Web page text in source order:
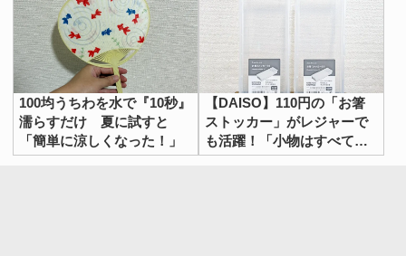
100均うちわを水で『10秒』
濡らすだけ 夏に試すと
「簡単に涼しくなった！」
【DAISO】110円の「お箸
ストッカー」がレジャーで
も活躍！「小物はすべてこ
れに収納したい」